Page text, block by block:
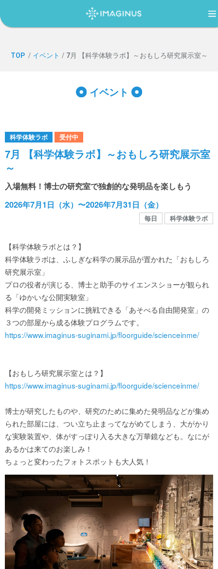
TOP
IMAGINUS（イマジナス）について
過ごし方ガイド
イベント
施設の案内
団体や企業利用に関するご案内
お知らせ
お問い合わせ
個人情報保護方針
サイトポリシー
ソーシャルメディアポリシー
TOP / イベント / 7月 【科学体験ラボ】～おもしろ研究展示室～
イベント
科学体験ラボ 受付中
7月 【科学体験ラボ】～おもしろ研究展示室
～
入場無料！博士の研究室で独創的な発明品を楽しもう
2026年7月1日（水）〜2026年7月31日（金）
毎日 科学体験ラボ
【科学体験ラボとは？】
科学体験ラボは、ふしぎな科学の展示品が置かれた「おもしろ
研究展示室」
プロの役者が演じる、博士と助手のサイエンスショーが観られ
る「ゆかいな公開実験室」
科学の開発ミッションに挑戦できる「あそべる自由開発室」の
３つの部屋から成る体験プログラムです。
https://www.imaginus-suginami.jp/floorguide/scienceinme/
【おもしろ研究展示室とは？】
https://www.imaginus-suginami.jp/floorguide/scienceinme/
博士が研究したものや、研究のために集めた発明品などが集め
られた部屋には、つい立ち止まってながめてしまう、大がかり
な実験装置や、体がすっぽり入る大きな万華鏡なども。なにが
あるかは来てのお楽しみ！
ちょっと変わったフォトスポットも大人気！